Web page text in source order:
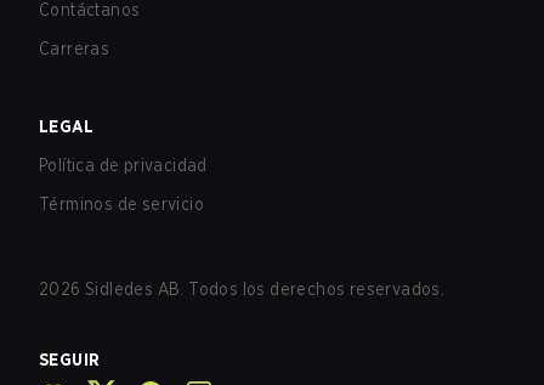
Contáctanos
Carreras
LEGAL
Política de privacidad
Términos de servicio
2026 Sidledes AB. Todos los derechos reservados.
SEGUIR